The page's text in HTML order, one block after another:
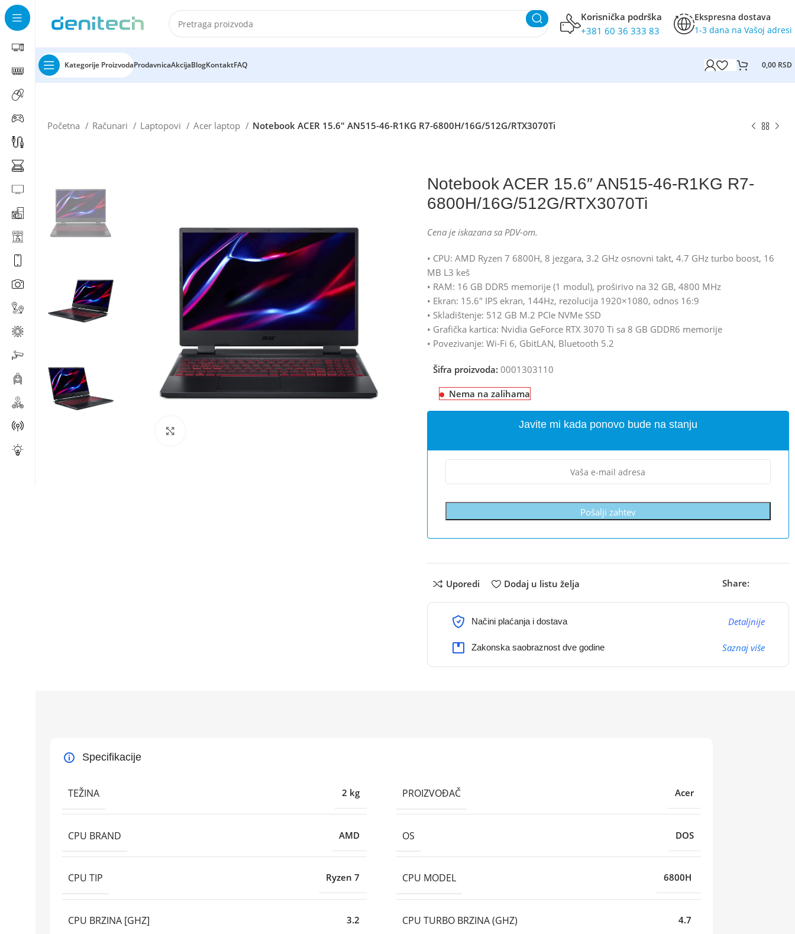
Korisnička podrška
+381 60 36 333 83
Ekspresna dostava
1-3 dana na Vašoj adresi
Kategorije ProizvodaProdavnicaAkcijaBlogKontaktFAQ 0,00 RSD
Početna Računari Laptopovi Acer laptop Notebook ACER 15.6″ AN515-46-R1KG R7-6800H/16G/512G/RTX3070Ti
Notebook ACER 15.6″ AN515-46-R1KG R7-
6800H/16G/512G/RTX3070Ti
Cena je iskazana sa PDV-om.
• CPU: AMD Ryzen 7 6800H, 8 jezgara, 3.2 GHz osnovni takt, 4.7 GHz turbo boost, 16
MB L3 keš
• RAM: 16 GB DDR5 memorije (1 modul), proširivo na 32 GB, 4800 MHz
• Ekran: 15.6″ IPS ekran, 144Hz, rezolucija 1920×1080, odnos 16:9
• Skladištenje: 512 GB M.2 PCIe NVMe SSD
• Grafička kartica: Nvidia GeForce RTX 3070 Ti sa 8 GB GDDR6 memorije
• Povezivanje: Wi-Fi 6, GbitLAN, Bluetooth 5.2
Šifra proizvoda: 0001303110
Nema na zalihama
Javite mi kada ponovo bude na stanju
Pošalji zahtev
Uporedi Dodaj u listu želja Share:
Načini plaćanja i dostava Detaljnije
Zakonska saobraznost dve godine Saznaj više
Specifikacije
TEŽINA 2 kg PROIZVOĐAČ Acer
CPU BRAND AMD OS DOS
CPU TIP Ryzen 7 CPU MODEL 6800H
CPU BRZINA [GHZ] 3.2 CPU TURBO BRZINA (GHZ) 4.7